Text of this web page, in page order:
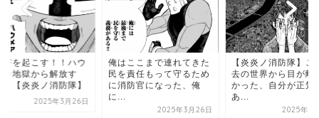
害を起こす！！ハウ
を地獄から解放す
！【炎炎ノ消防隊】
2025年3月26日
俺はここまで連れてきた
民を責任もって守るため
に消防官になった、俺
に...
2025年3月26日
【炎炎ノ消防隊】こ
去の世界から目が離
かった、自分が正気
あ...
2025年3